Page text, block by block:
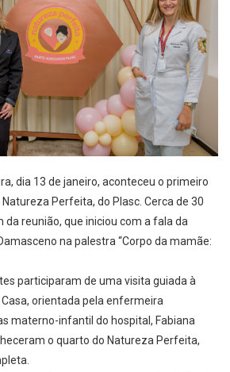
dia 13 de janeiro, aconteceu o primeiro
Perfeita, do Plasc. Cerca de 30
reunião, que iniciou com a fala da
na palestra “Corpo da mamãe:
participaram de uma visita guiada à
orientada pela enfermeira
materno-infantil do hospital, Fabiana
o quarto do Natureza Perfeita,